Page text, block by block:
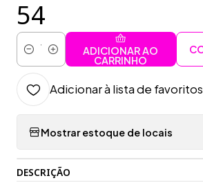
54
Quantidade
ADICIONAR AO
CARRINHO
Adicionar à lista de favoritos
Mostrar estoque de locais
DESCRIÇÃO